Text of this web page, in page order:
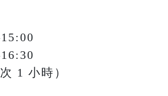
1 小時）